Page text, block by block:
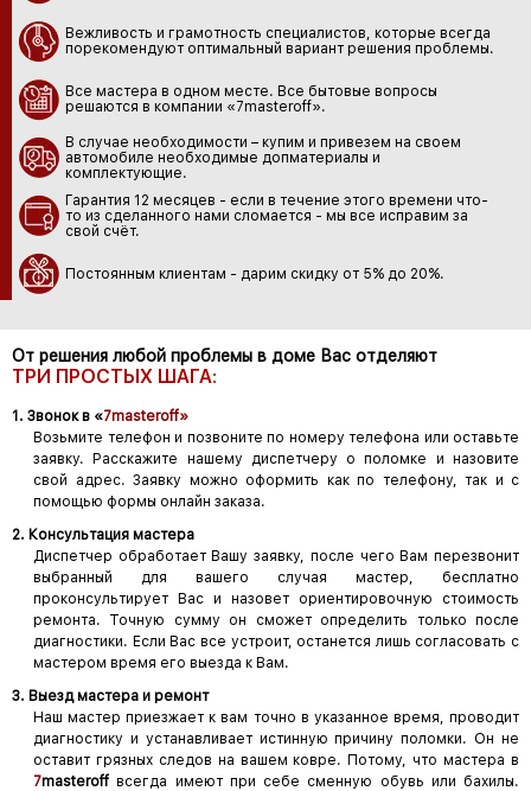
Вежливость и грамотность специалистов, которые всегда
порекомендуют оптимальный вариант решения проблемы.
Все мастера в одном месте. Все бытовые вопросы
решаются в компании «7masteroff».
В случае необходимости – купим и привезем на своем
автомобиле необходимые допматериалы и
комплектующие.
Гарантия 12 месяцев - если в течение этого времени что-
то из сделанного нами сломается - мы все исправим за
свой счёт.
Постоянным клиентам - дарим скидку от 5% до 20%.
От решения любой проблемы в доме Вас отделяют
ТРИ ПРОСТЫХ ШАГА:
1. Звонок в «7masteroff»
Возьмите телефон и позвоните по номеру телефона или оставьте
заявку. Расскажите нашему диспетчеру о поломке и назовите
свой адрес. Заявку можно оформить как по телефону, так и с
помощью формы онлайн заказа.
2. Консультация мастера
Диспетчер обработает Вашу заявку, после чего Вам перезвонит
выбранный для вашего случая мастер, бесплатно
проконсультирует Вас и назовет ориентировочную стоимость
ремонта. Точную сумму он сможет определить только после
диагностики. Если Вас все устроит, останется лишь согласовать с
мастером время его выезда к Вам.
3. Выезд мастера и ремонт
Наш мастер приезжает к вам точно в указанное время, проводит
диагностику и устанавливает истинную причину поломки. Он не
оставит грязных следов на вашем ковре. Потому, что мастера в
7masteroff всегда имеют при себе сменную обувь или бахилы.